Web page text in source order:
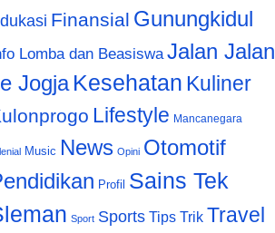
Finansial Gunungkidul
Lomba dan Beasiswa Jalan Jalan
Jogja Kesehatan Kuliner
Lifestyle Mancanegara
Music News Opini Otomotif
Profil Sains Tek
Sport Sports Tips Trik Travel